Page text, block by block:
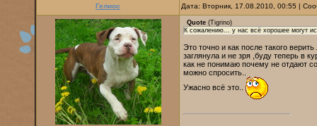
Гелиос Дата: Вторник, 17.08.2010, 00:55 |
Quote (Tigrino)
К сожалению... у нас всё хорошее могут
Это точно и как после такого
заглянула и не зря ,буду теперь в
как не понимаю почему не отдают
можно спросить..
Ужасно всё это..